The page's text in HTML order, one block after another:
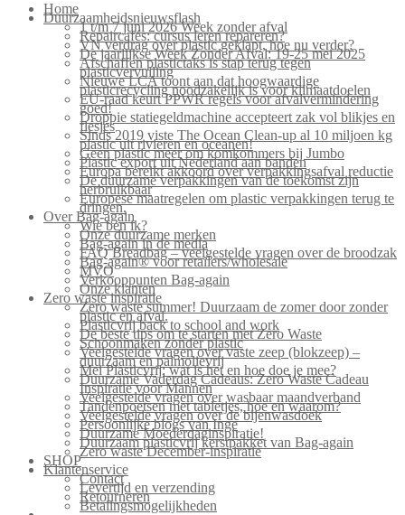
Home
Duurzaamheidsnieuwsflash
1 t/m 7 juni 2026 Week zonder afval
Repaircafés: cursus leren repareren?
VN verdrag over plastic geklapt, hoe nu verder?
De jaarlijkse Week Zonder Afval: 19-25 mei 2025
Afschaffen plastictaks is stap terug tegen
plasticvervuiling
Nieuwe LCA toont aan dat hoogwaardige
plasticrecycling noodzakelijk is voor klimaatdoelen
EU-raad keurt PPWR regels voor afvalvermindering
goed!
Droppie statiegeldmachine accepteert zak vol blikjes en
flesjes
Sinds 2019 viste The Ocean Clean-up al 10 miljoen kg
plastic uit rivieren en oceanen!
Geen plastic meer om komkommers bij Jumbo
Plastic export uit Nederland aan banden
Europa bereikt akkoord over verpakkingsafval reductie
De duurzame verpakkingen van de toekomst zijn
herbruikbaar
Europese maatregelen om plastic verpakkingen terug te
dringen.
Over Bag-again
Wie ben ik?
Onze duurzame merken
Bag-again in de media
FAQ Breadbag – veelgestelde vragen over de broodzak
Bag-again® voor retailers/wholesale
MVO
Verkooppunten Bag-again
Onze klanten
Zero waste inspiratie
Zero waste summer! Duurzaam de zomer door zonder
plastic en afval.
Plasticvrij back to school and work
De beste tips om te starten met Zero Waste
Schoonmaken zonder plastic
Veelgestelde vragen over vaste zeep (blokzeep) –
duurzaam en palmolievrij
Mei Plasticvrij: wat is het en hoe doe je mee?
Duurzame Vaderdag Cadeaus: Zero Waste Cadeau
Inspiratie voor Mannen
Veelgestelde vragen over wasbaar maandverband
Tandenpoetsen met tabletjes, hoe en waarom?
Veelgestelde vragen over de bijenwasdoek
Persoonlijke blogs van Inge
Duurzame Moederdaginspiratie!
Duurzaam plasticvrij kerstpakket van Bag-again
Zero waste December-inspiratie
SHOP
Klantenservice
Contact
Levertijd en verzending
Retourneren
Betalingsmogelijkheden